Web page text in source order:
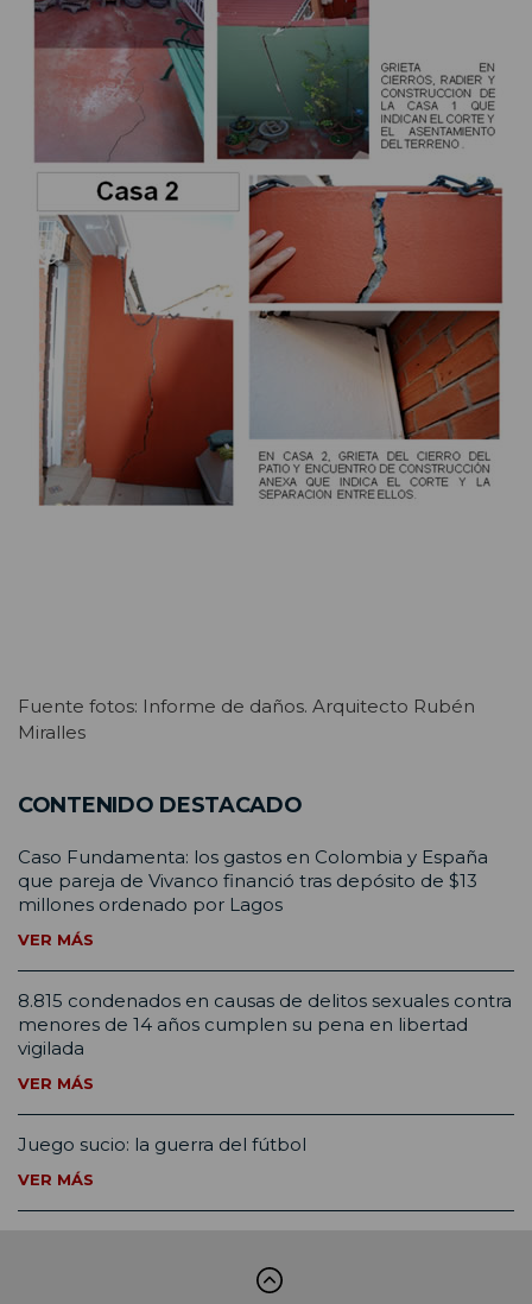
Fuente fotos: Informe de daños. Arquitecto Rubén
Miralles
CONTENIDO DESTACADO
Caso Fundamenta: los gastos en Colombia y España
que pareja de Vivanco financió tras depósito de $13
millones ordenado por Lagos
VER MÁS
8.815 condenados en causas de delitos sexuales contra
menores de 14 años cumplen su pena en libertad
vigilada
VER MÁS
Juego sucio: la guerra del fútbol
VER MÁS